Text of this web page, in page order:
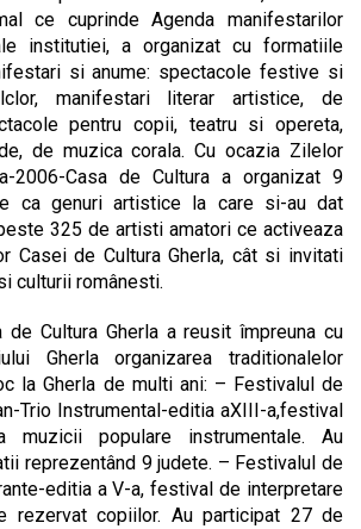
ce cuprinde Agenda manifestarilor
institutiei, a organizat cu formatiile
si anume: spectacole festive si
manifestari literar artistice, de
pentru copii, teatru si opereta,
de muzica corala. Cu ocazia Zilelor
2006-Casa de Cultura a organizat 9
ca genuri artistice la care si-au dat
325 de artisti amatori ce activeaza
Casei de Cultura Gherla, cât si invitati
culturii românesti.
de Cultura Gherla a reusit împreuna cu
Gherla organizarea traditionalelor
la Gherla de multi ani: – Festivalul de
Trio Instrumental-editia aXIII-a,festival
muzicii populare instrumentale. Au
reprezentând 9 judete. – Festivalul de
editia a V-a, festival de interpretare
rezervat copiilor. Au participat 27 de